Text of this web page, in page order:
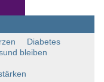
Diabetes
bleiben